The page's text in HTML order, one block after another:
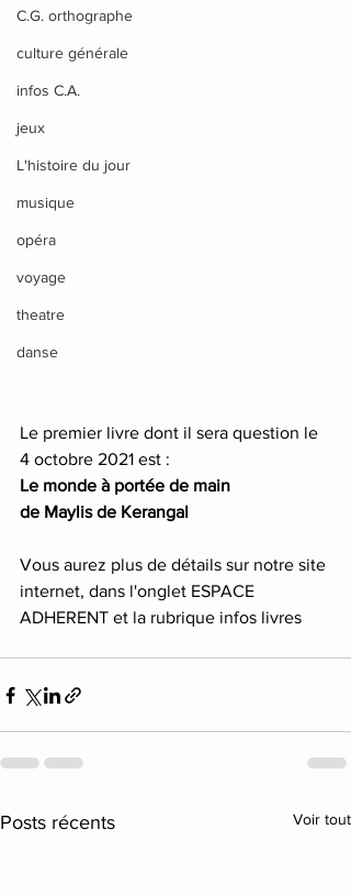
C.G. orthographe
culture générale
infos C.A.
jeux
L'histoire du jour
musique
opéra
voyage
theatre
danse
Le premier livre dont il sera question le
4 octobre 2021 est :
Le monde à portée de main
de Maylis de Kerangal
Vous aurez plus de détails sur notre site
internet, dans l'onglet ESPACE
ADHERENT et la rubrique infos livres
Posts récents Voir tout